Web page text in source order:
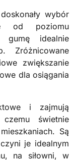
wybór
od poziomu
gumę idealnie
Zróżnicowane
zwiększanie
dla osiągania
i zajmują
świetnie
Są
je idealnym
na siłowni, w